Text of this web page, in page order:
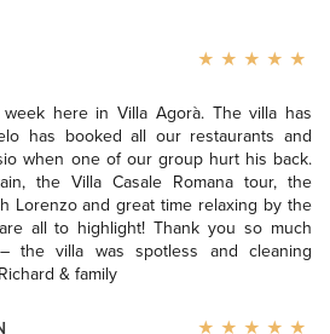
here in Villa Agorà. The villa has
has booked all our restaurants and
when one of our group hurt his back.
the Villa Casale Romana tour, the
Lorenzo and great time relaxing by the
all to highlight! Thank you so much
the villa was spotless and cleaning
& family